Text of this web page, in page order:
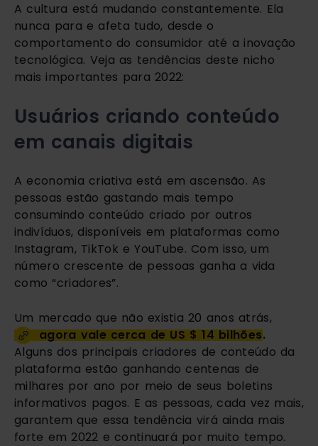
A cultura está mudando constantemente. Ela
nunca para e afeta tudo, desde o
comportamento do consumidor até a inovação
tecnológica. Veja as tendências deste nicho
mais importantes para 2022:
Usuários criando conteúdo
em canais digitais
A economia criativa está em ascensão. As
pessoas estão gastando mais tempo
consumindo conteúdo criado por outros
indivíduos, disponíveis em plataformas como
Instagram, TikTok e YouTube. Com isso, um
número crescente de pessoas ganha a vida
como “criadores”.
Um mercado que não existia 20 anos atrás,
agora vale cerca de US $ 14 bilhões
Alguns dos principais criadores de conteúdo da
plataforma estão ganhando centenas de
milhares por ano por meio de seus boletins
informativos pagos. E as pessoas, cada vez mais,
garantem que essa tendência virá ainda mais
forte em 2022 e continuará por muito tempo.